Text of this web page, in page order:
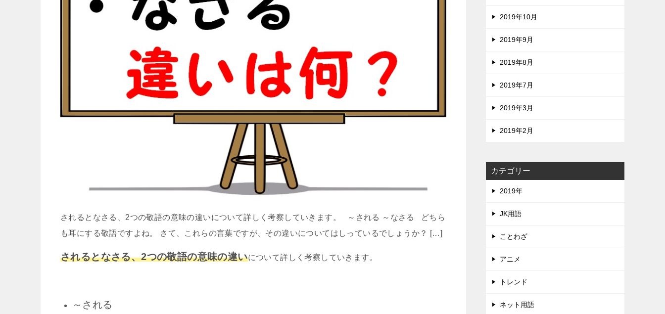
されるとなさる、2つの敬語の意味の違いについて詳しく考察していきます。 ～される ～なさる どちら
も耳にする敬語ですよね。 さて、これらの言葉ですが、その違いについてはしっているでしょうか？ […]
されるとなさる、2つの敬語の意味の違いについて詳しく考察していきます。
～される
2019年10月
2019年9月
2019年8月
2019年7月
2019年3月
2019年2月
カテゴリー
2019年
JK用語
ことわざ
アニメ
トレンド
ネット用語